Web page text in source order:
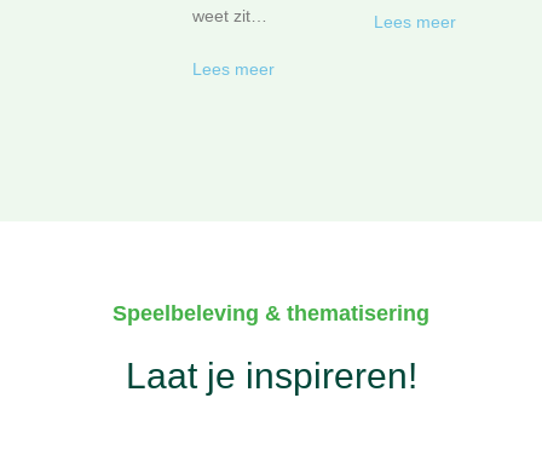
weet zit…
Lees meer
Lees meer
Speelbeleving & thematisering
Laat je inspireren!